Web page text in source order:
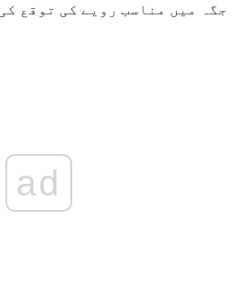
جگہ میں مناسب رویے کی توقع
ad